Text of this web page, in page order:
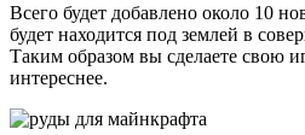
Всего будет добавлено около 10
будет находится под землей в
Таким образом вы сделаете свою
интереснее.